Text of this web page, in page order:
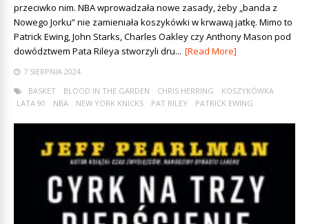
przeciwko nim. NBA wprowadzała nowe zasady, żeby „banda z
Nowego Jorku” nie zamieniała koszykówki w krwawą jatkę. Mimo to
Patrick Ewing, John Starks, Charles Oakley czy Anthony Mason pod
dowództwem Pata Rileya stworzyli dru... [Read More]
7 SIERPNIA 2024
BASKET
BLOOD IN THE GARDEN CHRIS HERRING
KOSZYKÓWKA
LATA 90
NBA NEW YORK KNICKS PAT RILEY PATRICK EWING